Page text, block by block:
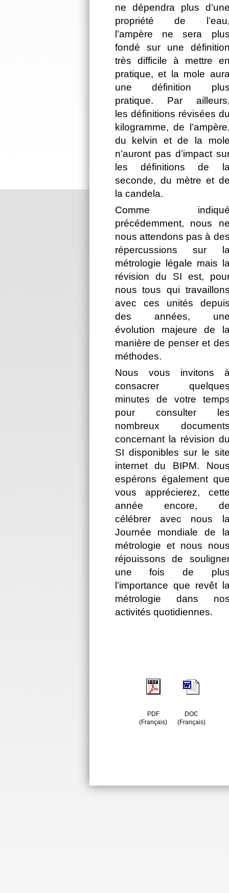
ne dépendra plus
propriété de
l’ampère ne sera
fondé sur une
très difficile à mettre
pratique, et la mole
une définition
pratique. Par
les définitions révisées
kilogramme, de
du kelvin et de la
n’auront pas d’impact
les définitions de
seconde, du mètre et
la candela.
Comme
précédemment, nous
nous attendons pas à
répercussions sur
métrologie légale mais
révision du SI est,
nous tous qui
avec ces unités
des années,
évolution majeure de
manière de penser et
méthodes.
Nous vous invitons
consacrer
minutes de votre
pour consulter
nombreux
concernant la révision
SI disponibles sur le
internet du BIPM.
espérons également
vous apprécierez,
année encore,
célébrer avec nous
Journée mondiale de
métrologie et nous
réjouissons de
une fois de
l’importance que revêt
métrologie dans
activités quotidiennes.
PDF
(Français)
DOC
(Français)